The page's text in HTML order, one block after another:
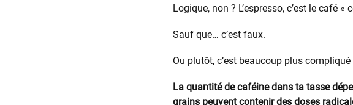
Logique, non ? L’espresso, c’est le café
Sauf que… c’est faux.
Ou plutôt, c’est beaucoup plus compliqué
La quantité de caféine dans ta tasse
grains peuvent contenir des doses